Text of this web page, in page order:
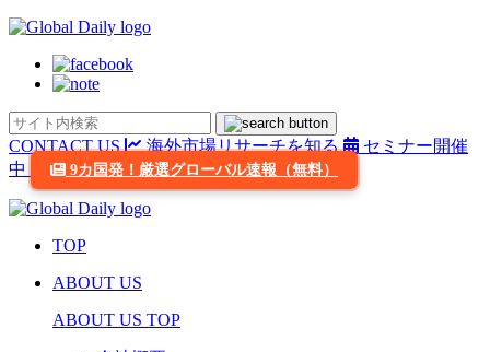
CONTACT US 海外市場リサーチを知る
セミナー開催
中
9カ国発！厳選グローバル速報（無料）
TOP
ABOUT US
ABOUT US TOP